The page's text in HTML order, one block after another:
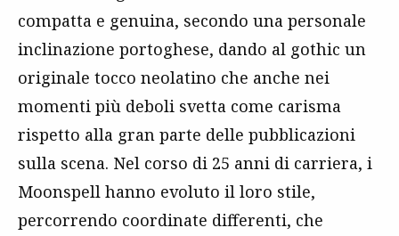
compatta e genuina, secondo una personale
inclinazione portoghese, dando al gothic un
originale tocco neolatino che anche nei
momenti più deboli svetta come carisma
rispetto alla gran parte delle pubblicazioni
sulla scena. Nel corso di 25 anni di carriera, i
Moonspell hanno evoluto il loro stile,
percorrendo coordinate differenti, che